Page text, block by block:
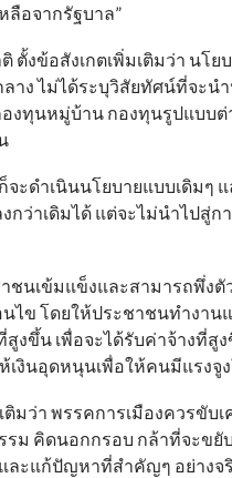
ลือจากรัฐบาล”
ตั้งข้อสังเกตเพิ่มเติมว่า นโ
ง ไม่ได้ระบุวิสัยทัศน์ที่จะน
งทุนหมู่บ้าน กองทุนรูปแบบต่
จะดำเนินนโยบายแบบเดิมๆ
ว่าเดิมได้ แต่จะไม่นำไปสู่ก
ชนเข้มแข็งและสามารถพึ่งตั
นไข โดยให้ประชาชนทำงา
งขึ้น เพื่อจะได้รับค่าจ้างที่สู
ห้เงินอุดหนุนเพื่อให้คนมีแรงจู
ติมว่า พรรคการเมืองควรขั
ม คิดนอกกรอบ กล้าที่จะขยั
ละแก้ปัญหาที่สำคัญๆ อย่างจ